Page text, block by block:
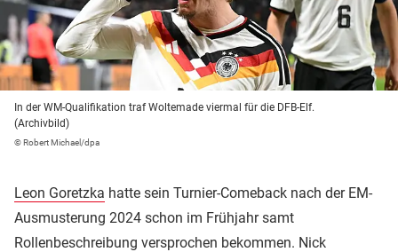
In der WM-Qualifikation traf Woltemade viermal für die DFB-Elf.
(Archivbild)
© Robert Michael/dpa
Leon Goretzka hatte sein Turnier-Comeback nach der EM-
Ausmusterung 2024 schon im Frühjahr samt
Rollenbeschreibung versprochen bekommen. Nick